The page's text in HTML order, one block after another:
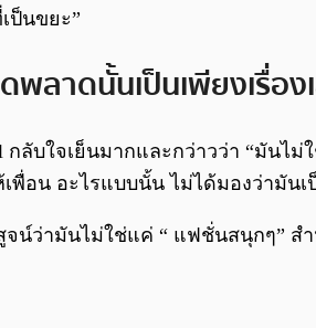
ป็นขยะ”
ลาดนั้นเป็นเพียงเรื่อง
กลับใจเย็นมากและกว่าวว่า “มัน
พื่อน อะไรแบบนั้น ไม่ได้มองว่ามัน
น์ว่ามันไม่ใช่แค่ “ แฟชั่นสนุกๆ” สำ